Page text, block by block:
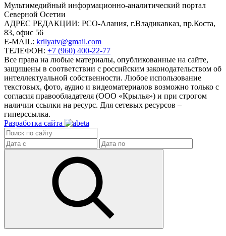
Mультимедийный информационно-аналитический портал
Северной Осетии
АДРЕС РЕДАКЦИИ: РСО-Алания, г.Владикавказ, пр.Коста,
83, офис 56
E-MAIL: krilyatv@gmail.com
ТЕЛЕФОН: +7 (960) 400-22-77
Все права на любые материалы, опубликованные на сайте,
защищены в соответствии с российским законодательством об
интеллектуальной собственности. Любое использование
текстовых, фото, аудио и видеоматериалов возможно только с
согласия правообладателя (ООО «Крылья») и при строгом
наличии ссылки на ресурс. Для сетевых ресурсов –
гиперссылка.
Разработка сайта